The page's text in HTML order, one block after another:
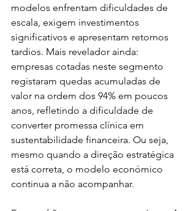
modelos enfrentam dificuldades de
escala, exigem investimentos
significativos e apresentam retornos
tardios. Mais revelador ainda:
empresas cotadas neste segmento
registaram quedas acumuladas de
valor na ordem dos 94% em poucos
anos, refletindo a dificuldade de
converter promessa clínica em
sustentabilidade financeira. Ou seja,
mesmo quando a direção estratégica
está correta, o modelo económico
continua a não acompanhar.